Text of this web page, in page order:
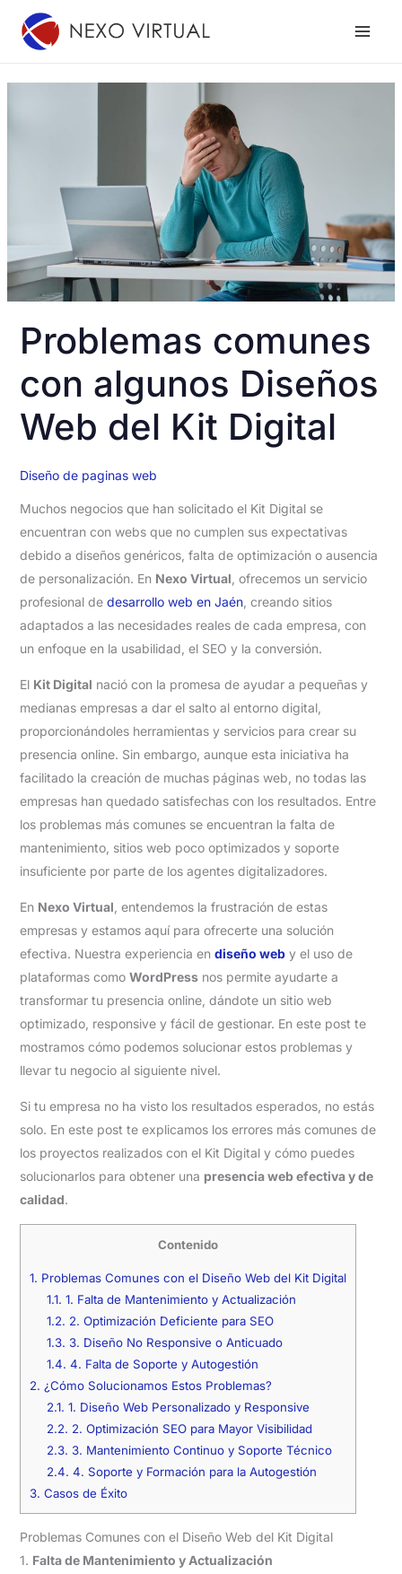
Problemas comunes
con algunos Diseños
Web del Kit Digital
Diseño de paginas web
Muchos negocios que han solicitado el Kit Digital se
encuentran con webs que no cumplen sus expectativas
debido a diseños genéricos, falta de optimización o ausencia
de personalización. En Nexo Virtual , ofrecemos un servicio
profesional de desarrollo web en Jaén, creando sitios
adaptados a las necesidades reales de cada empresa, con
un enfoque en la usabilidad, el SEO y la conversión.
El Kit Digital nació con la promesa de ayudar a pequeñas y
medianas empresas a dar el salto al entorno digital,
proporcionándoles herramientas y servicios para crear su
presencia online. Sin embargo, aunque esta iniciativa ha
facilitado la creación de muchas páginas web, no todas las
empresas han quedado satisfechas con los resultados. Entre
los problemas más comunes se encuentran la falta de
mantenimiento, sitios web poco optimizados y soporte
insuficiente por parte de los agentes digitalizadores.
En Nexo Virtual , entendemos la frustración de estas
empresas y estamos aquí para ofrecerte una solución
efectiva. Nuestra experiencia en diseño weby el uso de
plataformas como WordPressnos permite ayudarte a
transformar tu presencia online, dándote un sitio web
optimizado, responsive y fácil de gestionar. En este post te
mostramos cómo podemos solucionar estos problemas y
llevar tu negocio al siguiente nivel.
Si tu empresa no ha visto los resultados esperados, no estás
solo. En este post te explicamos los errores más comunes de
los proyectos realizados con el Kit Digital y cómo puedes
solucionarlos para obtener una presencia web efectiva y de
calidad.
Contenido
1. Problemas Comunes con el Diseño Web del Kit Digital
1.1. 1. Falta de Mantenimiento y Actualización
1.2. 2. Optimización Deficiente para SEO
1.3. 3. Diseño No Responsive o Anticuado
1.4. 4. Falta de Soporte y Autogestión
2. ¿Cómo Solucionamos Estos Problemas?
2.1. 1. Diseño Web Personalizado y Responsive
2.2. 2. Optimización SEO para Mayor Visibilidad
2.3. 3. Mantenimiento Continuo y Soporte Técnico
2.4. 4. Soporte y Formación para la Autogestión
3. Casos de Éxito
Problemas Comunes con el Diseño Web del Kit Digital
1. Falta de Mantenimiento y Actualización